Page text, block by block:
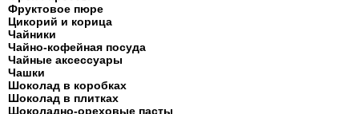
Фруктовое пюре
Цикорий и корица
Чайники
Чайно-кофейная посуда
Чайные аксессуары
Чашки
Шоколад в коробках
Шоколад в плитках
Шоколадно-ореховые пасты